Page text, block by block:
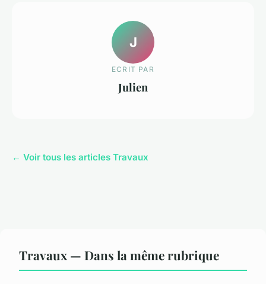
J
ECRIT PAR
Julien
← Voir tous les articles Travaux
Travaux — Dans la même rubrique